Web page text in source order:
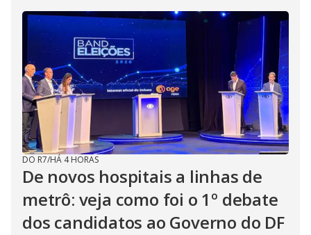
DO R7/HÁ 4 HORAS
De novos hospitais a linhas de
metrô: veja como foi o 1º debate
dos candidatos ao Governo do DF